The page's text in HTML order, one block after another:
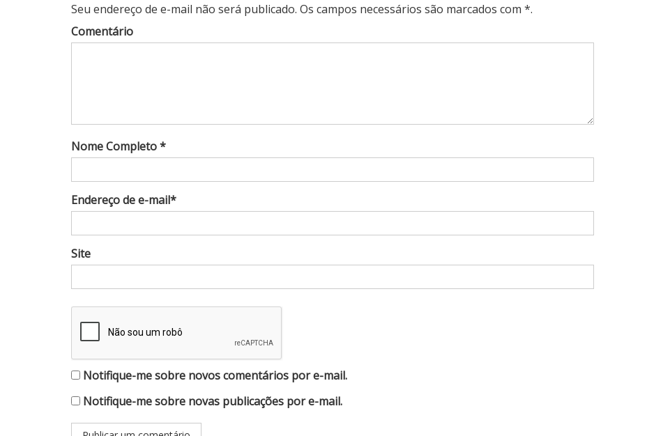
Seu endereço de e-mail não será publicado. Os campos necessários são marcados com *.
Comentário
Nome Completo *
Endereço de e-mail*
Site
Notifique-me sobre novos comentários por e-mail.
Notifique-me sobre novas publicações por e-mail.